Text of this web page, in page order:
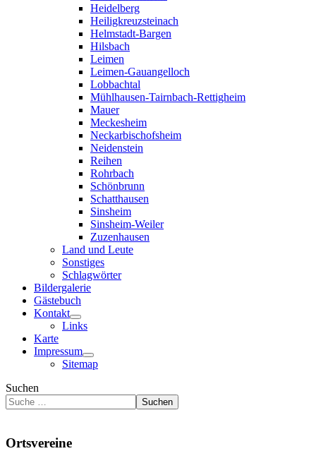
Heidelberg
Heiligkreuzsteinach
Helmstadt-Bargen
Hilsbach
Leimen
Leimen-Gauangelloch
Lobbachtal
Mühlhausen-Tairnbach-Rettigheim
Mauer
Meckesheim
Neckarbischofsheim
Neidenstein
Reihen
Rohrbach
Schönbrunn
Schatthausen
Sinsheim
Sinsheim-Weiler
Zuzenhausen
Land und Leute
Sonstiges
Schlagwörter
Bildergalerie
Gästebuch
Kontakt
Links
Karte
Impressum
Sitemap
Suchen
Suchen
Ortsvereine